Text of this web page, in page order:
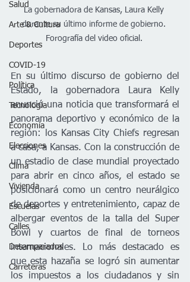
Salud
Arte & Cultura
Deportes
COVID-19
Política
Tecnología
Economía
Elecciones
Clima
Vivienda
Escuelas
Calles
Desamparados
Carreteras
La gobernadora de Kansas, Laura Kelly
durante su último informe de gobierno.
Forografía del video oficial.
En su último discurso de gobierno del
Estado, la gobernadora Laura Kelly
anunció una noticia que transformará el
panorama deportivo y económico de la
región: los Kansas City Chiefs regresan
a casa, a Kansas. Con la construcción de
un estadio de clase mundial proyectado
para abrir en cinco años, el estado se
posicionará como un centro neurálgico
de deportes y entretenimiento, capaz de
albergar eventos de la talla del Super
Bowl y cuartos de final de torneos
internacionales. Lo más destacado es
que esta hazaña se logró sin aumentar
los impuestos a los ciudadanos y sin